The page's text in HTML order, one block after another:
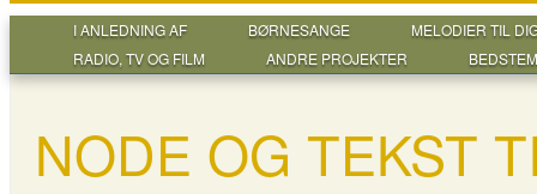
I ANLEDNING AF BØRNESANGE
MELODIER TIL
RADIO, TV OG FILM
ANDRE PROJEKTER
NODE OG TEKST